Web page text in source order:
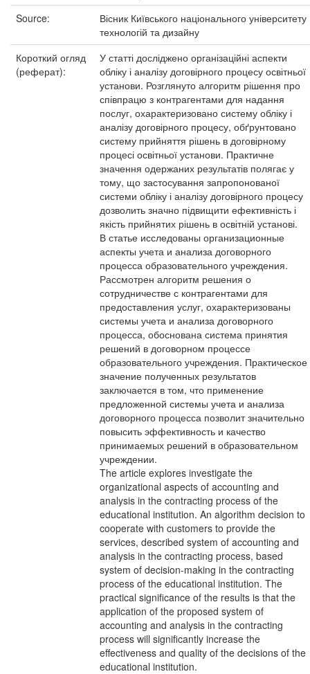
Source:
Вісник Київського національного університету
технологій та дизайну
Короткий огляд
(реферат):
У статті досліджено організаційні аспекти
обліку і аналізу договірного процесу освітньої
установи. Розглянуто алгоритм рішення про
співпрацю з контрагентами для надання
послуг, охарактеризовано систему обліку і
аналізу договірного процесу, обґрунтовано
систему прийняття рішень в договірному
процесі освітньої установи. Практичне
значення одержаних результатів полягає у
тому, що застосування запропонованої
системи обліку і аналізу договірного процесу
дозволить значно підвищити ефективність і
якість прийнятих рішень в освітній установі.
В статье исследованы организационные
аспекты учета и анализа договорного
процесса образовательного учреждения.
Рассмотрен алгоритм решения о
сотрудничестве с контрагентами для
предоставления услуг, охарактеризованы
системы учета и анализа договорного
процесса, обоснована система принятия
решений в договорном процессе
образовательного учреждения. Практическое
значение полученных результатов
заключается в том, что применение
предложенной системы учета и анализа
договорного процесса позволит значительно
повысить эффективность и качество
принимаемых решений в образовательном
учреждении.
The article explores investigate the
organizational aspects of accounting and
analysis in the contracting process of the
educational institution. An algorithm decision to
cooperate with customers to provide the
services, described system of accounting and
analysis in the contracting process, based
system of decision-making in the contracting
process of the educational institution. The
practical significance of the results is that the
application of the proposed system of
accounting and analysis in the contracting
process will significantly increase the
effectiveness and quality of the decisions of the
educational institution.